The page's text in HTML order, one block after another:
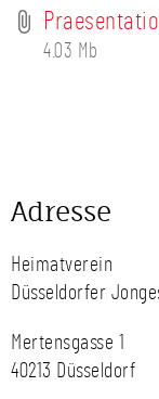
4.03 Mb
Adresse
Heimatverein
Düsseldorfer
Mertensgasse 1
40213 Düsseldorf